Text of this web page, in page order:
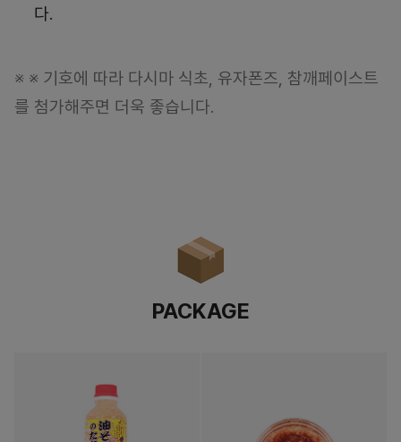
다.
※ ※ 기호에 따라 다시마 식초, 유자폰즈, 참깨페이스트
를 첨가해주면 더욱 좋습니다.
PACKAGE